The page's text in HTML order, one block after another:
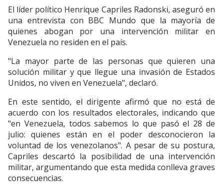
El líder político Henrique Capriles Radonski, aseguró en
una entrevista con BBC Mundo que la mayoría de
quienes abogan por una intervención militar en
Venezuela no residen en el país.
"La mayor parte de las personas que quieren una
solución militar y que llegue una invasión de Estados
Unidos, no viven en Venezuela", declaró.
En este sentido, el dirigente afirmó que no está de
acuerdo con los resultados electorales, indicando que
"en Venezuela, todos sabemos lo que pasó el 28 de
julio: quienes están en el poder desconocieron la
voluntad de los venezolanos". A pesar de su postura,
Capriles descartó la posibilidad de una intervención
militar, argumentando que esta medida conlleva graves
consecuencias.